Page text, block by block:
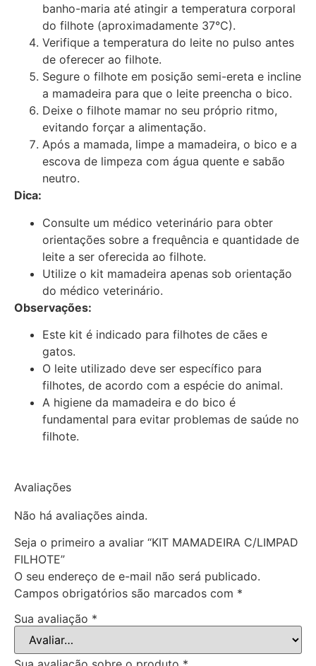
banho-maria até atingir a temperatura corporal
do filhote (aproximadamente 37°C).
Verifique a temperatura do leite no pulso antes
de oferecer ao filhote.
Segure o filhote em posição semi-ereta e incline
a mamadeira para que o leite preencha o bico.
Deixe o filhote mamar no seu próprio ritmo,
evitando forçar a alimentação.
Após a mamada, limpe a mamadeira, o bico e a
escova de limpeza com água quente e sabão
neutro.
Dica:
Consulte um médico veterinário para obter
orientações sobre a frequência e quantidade de
leite a ser oferecida ao filhote.
Utilize o kit mamadeira apenas sob orientação
do médico veterinário.
Observações:
Este kit é indicado para filhotes de cães e
gatos.
O leite utilizado deve ser específico para
filhotes, de acordo com a espécie do animal.
A higiene da mamadeira e do bico é
fundamental para evitar problemas de saúde no
filhote.
Avaliações
Não há avaliações ainda.
Seja o primeiro a avaliar “KIT MAMADEIRA C/LIMPAD
FILHOTE”
O seu endereço de e-mail não será publicado.
Campos obrigatórios são marcados com *
Sua avaliação *